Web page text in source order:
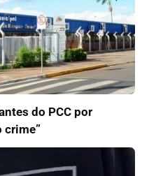
do PCC por
crime”